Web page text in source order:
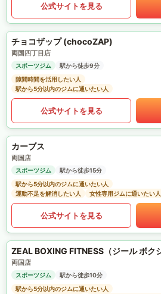
公式サイトを見る
チョコザップ (chocoZAP)
両国四丁目店
スポーツジム
駅から徒歩9分
隙間時間を活用したい人
駅から5分以内のジムに通いたい人
公式サイトを見る
カーブス
両国店
スポーツジム
駅から徒歩15分
駅から5分以内のジムに通いたい人
運動不足を解消したい人
女性専用ジムに通いたい人
公式サイトを見る
両国店
スポーツジム
駅から徒歩10分
駅から5分以内のジムに通いたい人